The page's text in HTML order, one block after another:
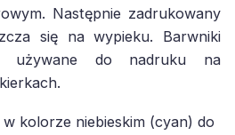
Następnie zadrukowany
się na wypieku. Barwniki
używane do nadruku na
kolorze niebieskim (cyan) do